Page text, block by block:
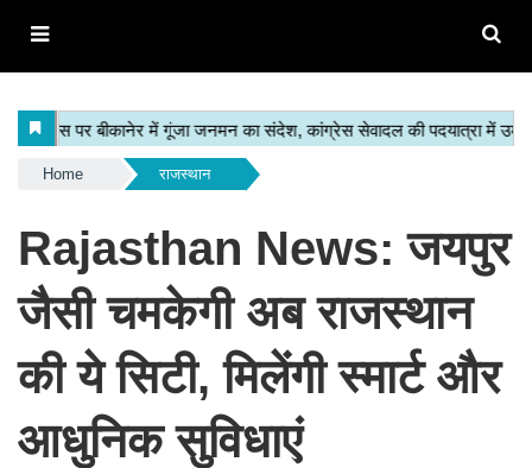
Home राजस्थान
Rajasthan News: जयपुर
जैसी चमकेगी अब राजस्थान
की ये सिटी, मिलेंगी स्मार्ट और
आधुनिक सुविधाएं